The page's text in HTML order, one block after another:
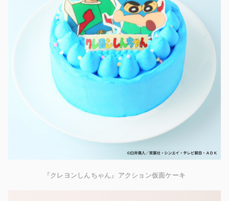
『クレヨンしんちゃん』アクション仮面ケーキ